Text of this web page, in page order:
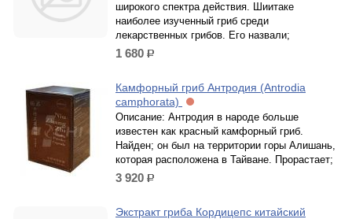
широкого спектра действия. Шиитаке
наиболее изученный гриб среди
лекарственных грибов. Его назвали;
1 680 р.
Камфорный гриб Антродия (Antrodia
camphorata)
Описание: Антродия в народе больше
известен как красный камфорный гриб.
Найден; он был на территории горы Алишань,
которая расположена в Тайване. Прорастает;
3 920 р.
Экстракт гриба Кордицепс китайский